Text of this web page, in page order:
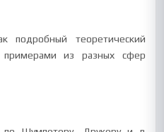
подробный теоретический
примерами из разных сфер